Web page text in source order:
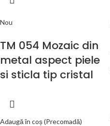
Nou
TM 054 Mozaic din
metal aspect piele
si sticla tip cristal
Adaugă în coș (Precomadă)